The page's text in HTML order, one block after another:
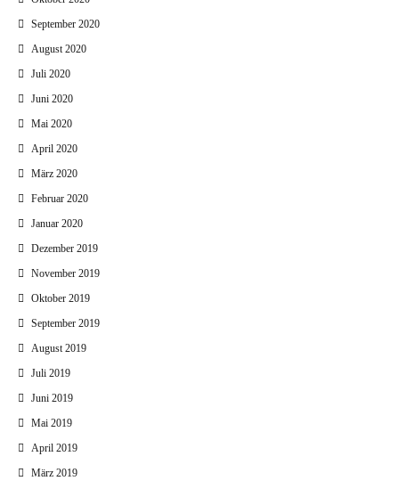
September 2020
August 2020
Juli 2020
Juni 2020
Mai 2020
April 2020
März 2020
Februar 2020
Januar 2020
Dezember 2019
November 2019
Oktober 2019
September 2019
August 2019
Juli 2019
Juni 2019
Mai 2019
April 2019
März 2019